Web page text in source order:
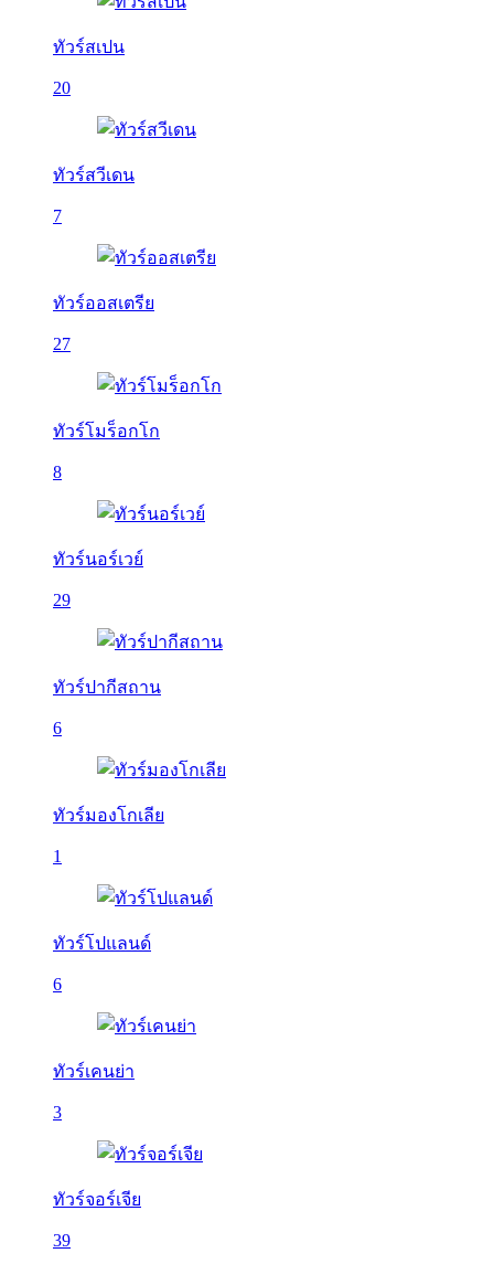
ทัวร์สเปน
20
ทัวร์สวีเดน
7
ทัวร์ออสเตรีย
27
ทัวร์โมร็อกโก
8
ทัวร์นอร์เวย์
29
ทัวร์ปากีสถาน
6
ทัวร์มองโกเลีย
1
ทัวร์โปแลนด์
6
ทัวร์เคนย่า
3
ทัวร์จอร์เจีย
39